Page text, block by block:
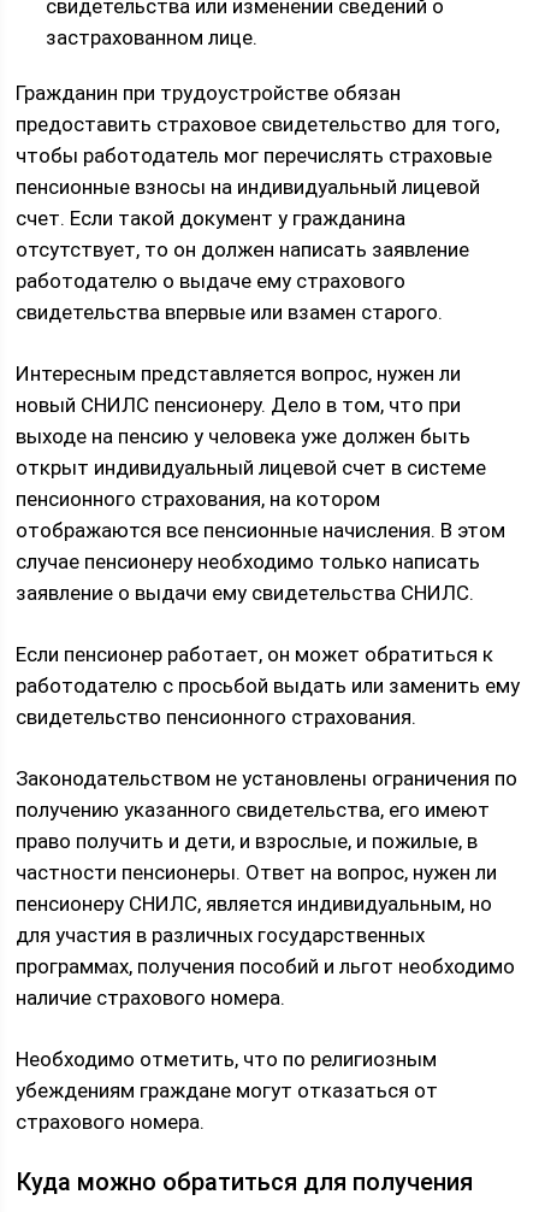
свидетельства или изменении сведений о
застрахованном лице.
Гражданин при трудоустройстве обязан
предоставить страховое свидетельство для того,
чтобы работодатель мог перечислять страховые
пенсионные взносы на индивидуальный лицевой
счет. Если такой документ у гражданина
отсутствует, то он должен написать заявление
работодателю о выдаче ему страхового
свидетельства впервые или взамен старого.
Интересным представляется вопрос, нужен ли
новый СНИЛС пенсионеру. Дело в том, что при
выходе на пенсию у человека уже должен быть
открыт индивидуальный лицевой счет в системе
пенсионного страхования, на котором
отображаются все пенсионные начисления. В этом
случае пенсионеру необходимо только написать
заявление о выдачи ему свидетельства СНИЛС.
Если пенсионер работает, он может обратиться к
работодателю с просьбой выдать или заменить ему
свидетельство пенсионного страхования.
Законодательством не установлены ограничения по
получению указанного свидетельства, его имеют
право получить и дети, и взрослые, и пожилые, в
частности пенсионеры. Ответ на вопрос, нужен ли
пенсионеру СНИЛС, является индивидуальным, но
для участия в различных государственных
программах, получения пособий и льгот необходимо
наличие страхового номера.
Необходимо отметить, что по религиозным
убеждениям граждане могут отказаться от
страхового номера.
Куда можно обратиться для получения